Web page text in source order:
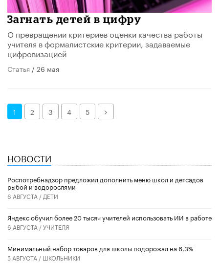
Загнать детей в цифру
О превращении критериев оценки качества работы
учителя в формалистские критерии, задаваемые
цифровизацией
Статья / 26 мая
1 2 3 4 5 Далее
НОВОСТИ
Роспотребнадзор предложил дополнить меню школ и детсадов
рыбой и водорослями
6 АВГУСТА / ДЕТИ
​Яндекс обучил более 20 тысяч учителей использовать ИИ в работе
6 АВГУСТА /УЧИТЕЛЯ
Минимальный набор товаров для школы подорожал на 6,3%
5 АВГУСТА / ШКОЛЬНИКИ